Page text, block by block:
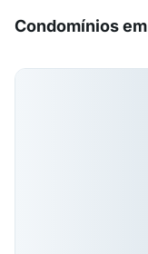
Condomínios